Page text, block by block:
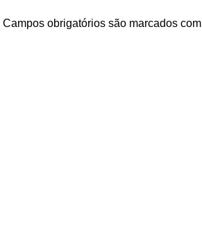
Campos obrigatórios são marcados com